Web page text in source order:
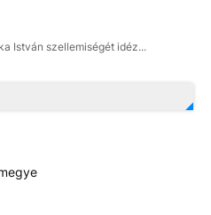
István szellemiségét idéz...